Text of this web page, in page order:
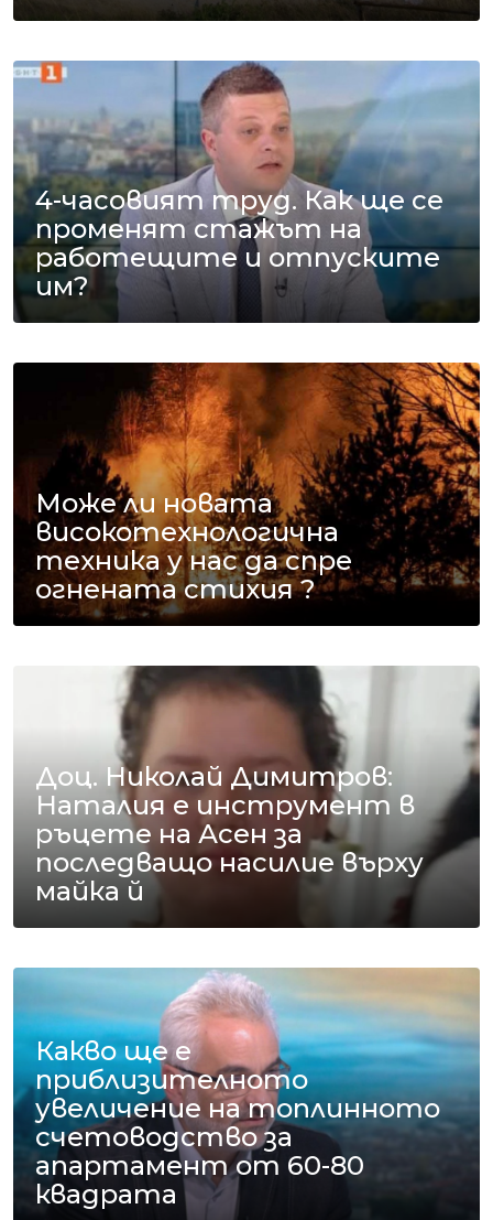
4-часовият труд. Как ще се
променят стажът на
работещите и отпуските
им?
Може ли новата
високотехнологична
техника у нас да спре
огнената стихия ?
Доц. Николай Димитров:
Наталия е инструмент в
ръцете на Асен за
последващо насилие върху
майка й
Какво ще е
приблизителното
увеличение на топлинното
счетоводство за
апартамент от 60-80
квадрата